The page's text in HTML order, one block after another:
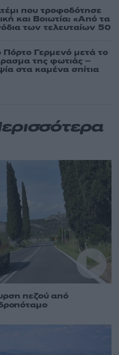
που τροφοδότησε
και Βοιωτία: «Από τα
των τελευταίων 50
Πόρτο Γερμενό μετά το
της φωτιάς –
στα καμένα σπίτια
πεζού από